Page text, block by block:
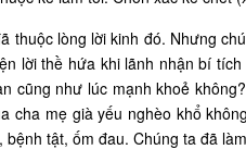
thuộc lòng lời kinh đó. Nhưng
lời thề hứa khi lãnh nhận bí
cũng như lúc mạnh khoẻ
cha mẹ già yếu nghèo khổ
tật, ốm đau. Chúng ta đã